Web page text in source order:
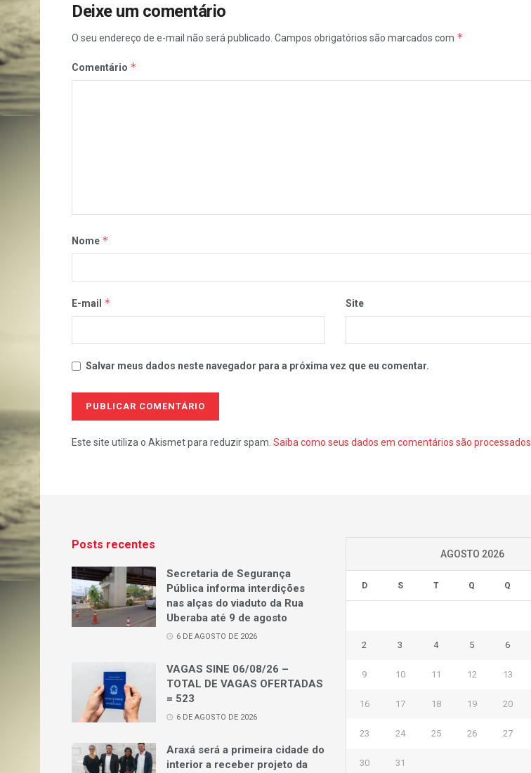
Deixe um comentário
O seu endereço de e-mail não será publicado. Campos obrigatórios são marcados com *
Comentário *
Nome *
E-mail * Site
Salvar meus dados neste navegador para a próxima vez que eu comentar.
Este site utiliza o Akismet para reduzir spam. Saiba como seus dados em comentários são processados
Posts recentes
Secretaria de Segurança
Pública informa interdições
nas alças do viaduto da Rua
Uberaba até 9 de agosto
6 DE AGOSTO DE 2026
VAGAS SINE 06/08/26 –
TOTAL DE VAGAS OFERTADAS
= 523
6 DE AGOSTO DE 2026
Araxá será a primeira cidade do
interior a receber projeto da
AGOSTO 2026
D S T Q Q
2 3 4 5 6
9 10 11 12 13
16 17 18 19 20
23 24 25 26 27
30 31